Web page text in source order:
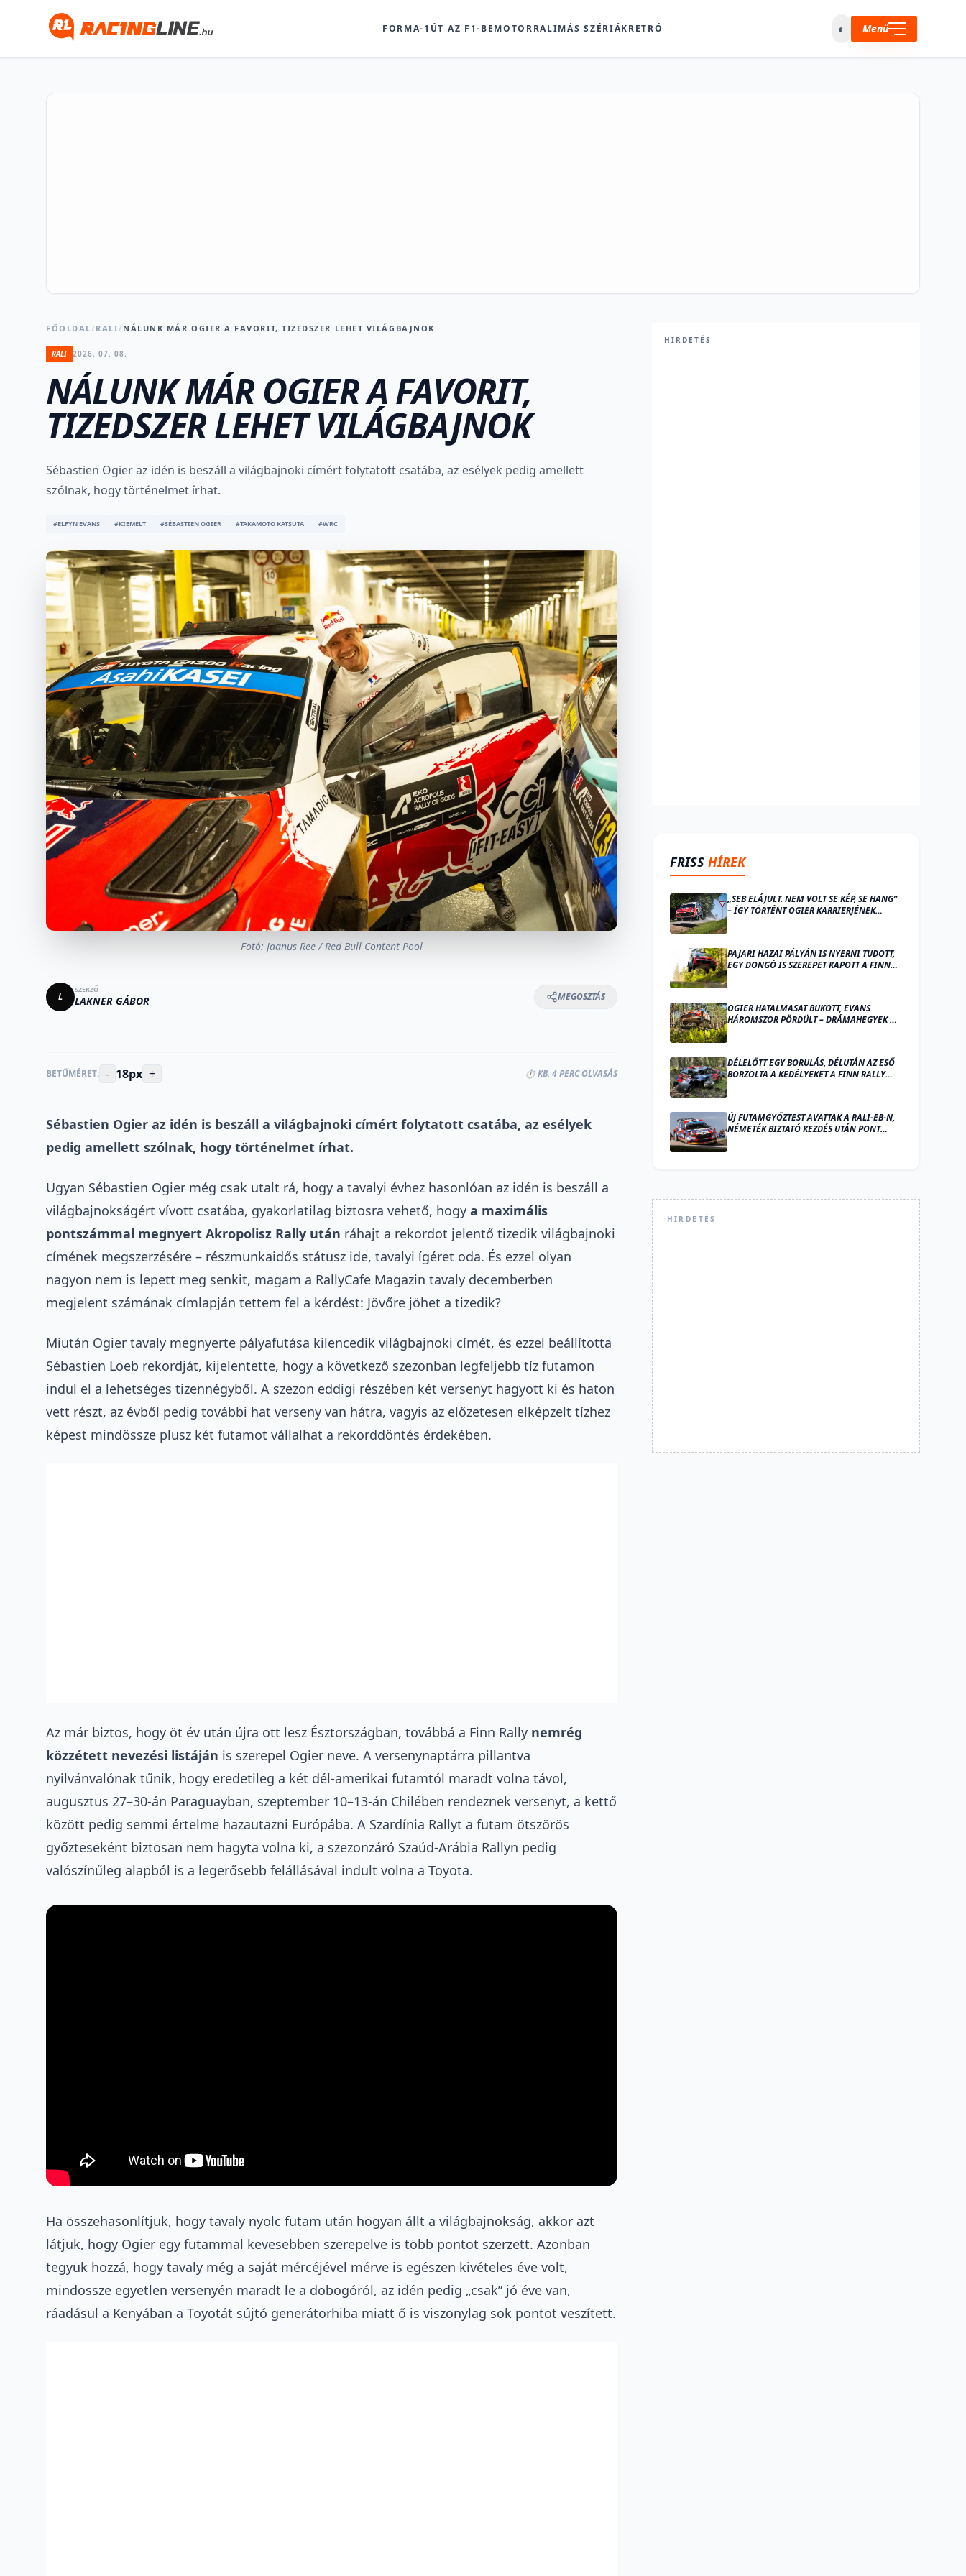
FORMA-1 ÚT AZ F1-BEMOTORRALIMÁS SZÉRIÁKRETRÓ ◐ Menü
FŐOLDAL/ RALI/ NÁLUNK MÁR OGIER A FAVORIT, TIZEDSZER LEHET VILÁGBAJNOK
RALI 2026. 07. 08.
NÁLUNK MÁR OGIER A FAVORIT,
TIZEDSZER LEHET VILÁGBAJNOK
Sébastien Ogier az idén is beszáll a világbajnoki címért folytatott csatába, az esélyek pedig amellett
szólnak, hogy történelmet írhat.
#ELFYN EVANS #KIEMELT #SÉBASTIEN OGIER #TAKAMOTO KATSUTA #WRC
Fotó: Jaanus Ree / Red Bull Content Pool
L
SZERZŐ
LAKNER GÁBOR MEGOSZTÁS
BETŰMÉRET: - 18px + ⏱️ KB. 4 PERC OLVASÁS
Sébastien Ogier az idén is beszáll a világbajnoki címért folytatott csatába, az esélyek
pedig amellett szólnak, hogy történelmet írhat.
Ugyan Sébastien Ogier még csak utalt rá, hogy a tavalyi évhez hasonlóan az idén is beszáll a
világbajnokságért vívott csatába, gyakorlatilag biztosra vehető, hogy a maximális
pontszámmal megnyert Akropolisz Rally után ráhajt a rekordot jelentő tizedik világbajnoki
címének megszerzésére – részmunkaidős státusz ide, tavalyi ígéret oda. És ezzel olyan
nagyon nem is lepett meg senkit, magam a RallyCafe Magazin tavaly decemberben
megjelent számának címlapján tettem fel a kérdést: Jövőre jöhet a tizedik?
Miután Ogier tavaly megnyerte pályafutása kilencedik világbajnoki címét, és ezzel beállította
Sébastien Loeb rekordját, kijelentette, hogy a következő szezonban legfeljebb tíz futamon
indul el a lehetséges tizennégyből. A szezon eddigi részében két versenyt hagyott ki és haton
vett részt, az évből pedig további hat verseny van hátra, vagyis az előzetesen elképzelt tízhez
képest mindössze plusz két futamot vállalhat a rekorddöntés érdekében.
Az már biztos, hogy öt év után újra ott lesz Észtországban, továbbá a Finn Rally nemrég
közzétett nevezési listáján is szerepel Ogier neve. A versenynaptárra pillantva
nyilvánvalónak tűnik, hogy eredetileg a két dél-amerikai futamtól maradt volna távol,
augusztus 27–30-án Paraguayban, szeptember 10–13-án Chilében rendeznek versenyt, a kettő
között pedig semmi értelme hazautazni Európába. A Szardínia Rallyt a futam ötszörös
győzteseként biztosan nem hagyta volna ki, a szezonzáró Szaúd-Arábia Rallyn pedig
valószínűleg alapból is a legerősebb felállásával indult volna a Toyota.
Ha összehasonlítjuk, hogy tavaly nyolc futam után hogyan állt a világbajnokság, akkor azt
látjuk, hogy Ogier egy futammal kevesebben szerepelve is több pontot szerzett. Azonban
tegyük hozzá, hogy tavaly még a saját mércéjével mérve is egészen kivételes éve volt,
mindössze egyetlen versenyén maradt le a dobogóról, az idén pedig „csak” jó éve van,
ráadásul a Kenyában a Toyotát sújtó generátorhiba miatt ő is viszonylag sok pontot veszített.
HIRDETÉS
FRISS HÍREK
„SEB ELÁJULT. NEM VOLT SE KÉP, SE HANG”
– ÍGY TÖRTÉNT OGIER KARRIERJÉNEK
LEGNAGYOBB BALESETE
PAJARI HAZAI PÁLYÁN IS NYERNI TUDOTT,
EGY DONGÓ IS SZEREPET KAPOTT A FINN
RALLY ZÁRÓNAPJÁN
OGIER HATALMASAT BUKOTT, EVANS
HÁROMSZOR PÖRDÜLT – DRÁMAHEGYEK A
FINN RALLY SZOMBATJÁN
DÉLELŐTT EGY BORULÁS, DÉLUTÁN AZ ESŐ
BORZOLTA A KEDÉLYEKET A FINN RALLY
PÉNTEKI NAPJÁN, OGIER VEZET
ÚJ FUTAMGYŐZTEST AVATTAK A RALI-EB-N,
NÉMETÉK BIZTATÓ KEZDÉS UTÁN PONT
NÉLKÜL MARADTAK
HIRDETÉS